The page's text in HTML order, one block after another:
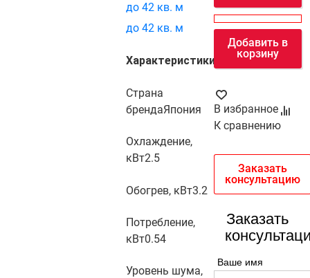
Добавить в
корзину
В избранное
К сравнению
Заказать
консультацию
Заказать
Ваше имя
до 42 кв. м
до 42 кв. м
Характеристики
Страна
брендаЯпония
Охлаждение,
кВт2.5
Обогрев, кВт3.2
Потребление,
кВт0.54
Уровень шума,